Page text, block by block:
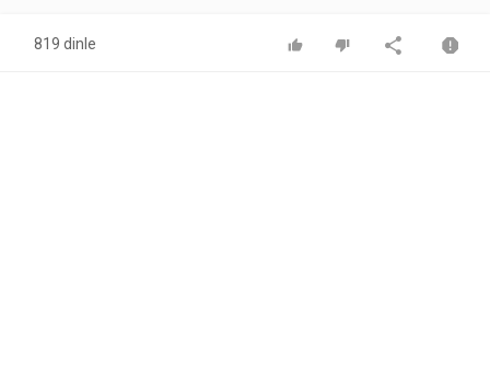
819 dinle